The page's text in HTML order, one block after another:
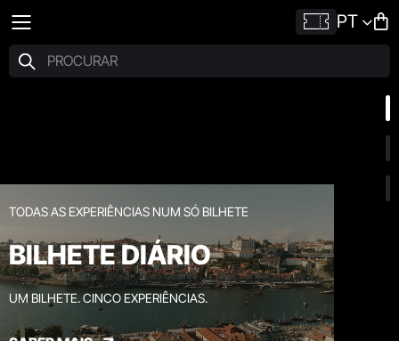
PT
TODAS AS EXPERIÊNCIAS NUM SÓ BILHETE
BILHETE DIÁRIO
UM BILHETE. CINCO EXPERIÊNCIAS.